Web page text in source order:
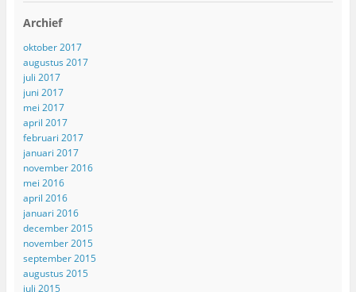
Archief
oktober 2017
augustus 2017
juli 2017
juni 2017
mei 2017
april 2017
februari 2017
januari 2017
november 2016
mei 2016
april 2016
januari 2016
december 2015
november 2015
september 2015
augustus 2015
juli 2015